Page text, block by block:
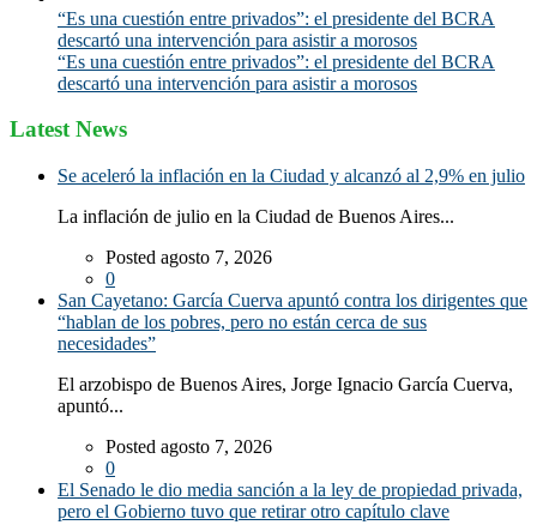
“Es una cuestión entre privados”: el presidente del BCRA
descartó una intervención para asistir a morosos
“Es una cuestión entre privados”: el presidente del BCRA
descartó una intervención para asistir a morosos
Latest News
Se aceleró la inflación en la Ciudad y alcanzó al 2,9% en julio
La inflación de julio en la Ciudad de Buenos Aires...
Posted agosto 7, 2026
0
San Cayetano: García Cuerva apuntó contra los dirigentes que
“hablan de los pobres, pero no están cerca de sus
necesidades”
El arzobispo de Buenos Aires, Jorge Ignacio García Cuerva,
apuntó...
Posted agosto 7, 2026
0
El Senado le dio media sanción a la ley de propiedad privada,
pero el Gobierno tuvo que retirar otro capítulo clave